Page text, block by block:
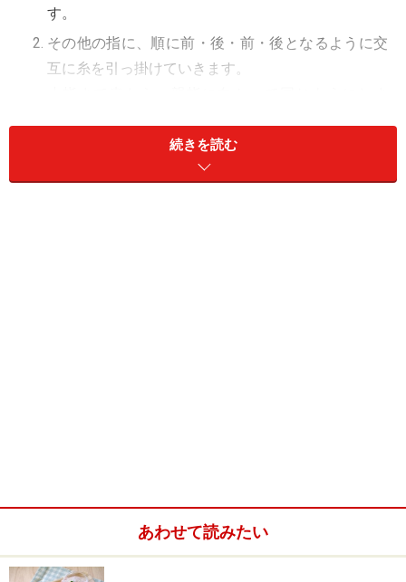
す。
その他の指に、順に前・後・前・後となるように交
互に糸を引っ掛けていきます。
糸を手のひら側にして、親指から小指の方へ置きま
子供が編み方を忘れてしまった時、参考にしたサイトで
す。
HP：www.hamanaka.co.jp/Past/1point/yubi-kiso.htm
続きを読む
あわせて読みたい